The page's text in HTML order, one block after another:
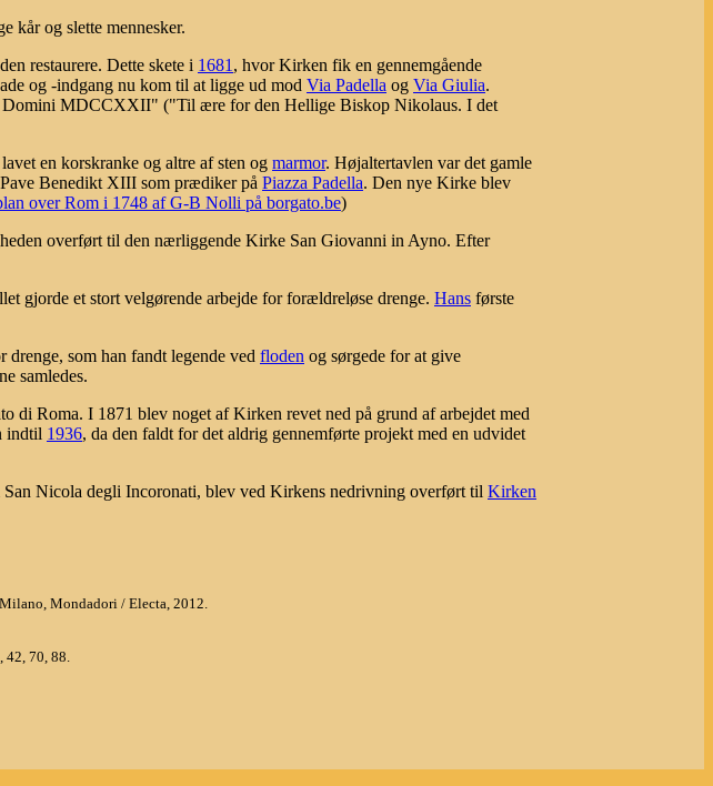
kår og slette mennesker.
restaurere. Dette skete i 1681 , hvor Kirken fik en gennemgående
og -indgang nu kom til at ligge ud mod Via Padella og Via Giulia.
Domini MDCCXXII" ("Til ære for den Hellige Biskop Nikolaus. I det
en korskranke og altre af sten og marmor. Højaltertavlen var det gamle
Benedikt XIII som prædiker på Piazza Padella. Den nye Kirke blev
over Rom i 1748 af G-B Nolli på borgato.be)
overført til den nærliggende Kirke San Giovanni in Ayno. Efter
gjorde et stort velgørende arbejde for forældreløse drenge. Hans første
som han fandt legende ved floden og sørgede for at give
samledes.
di Roma. I 1871 blev noget af Kirken revet ned på grund af arbejdet med
indtil 1936, da den faldt for det aldrig gennemførte projekt med en udvidet
Nicola degli Incoronati, blev ved Kirkens nedrivning overført til Kirken
Mondadori / Electa, 2012.
42, 70, 88.